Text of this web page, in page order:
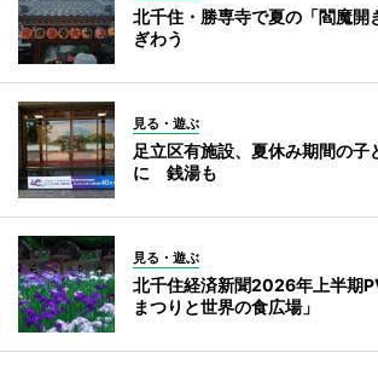
北千住・勝専寺で夏の「閻魔
ぎわう
見る・遊ぶ
足立区有施設、夏休み期間の子
に 銭湯も
見る・遊ぶ
北千住経済新聞2026年上半期
まつりと世界の食広場」